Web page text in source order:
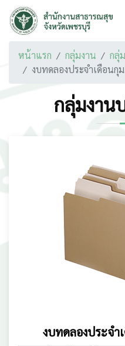
หน้าแรก กลุ่มงาน
กลุ่
งบทดลองประจำเดือนกุ
กลุ่มงาน
งบทดลองประจ